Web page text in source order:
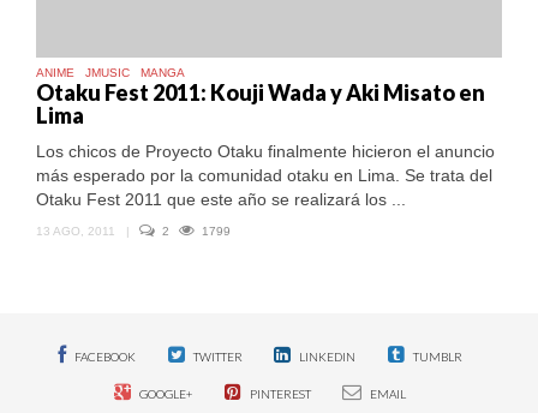
ANIME JMUSIC MANGA
Otaku Fest 2011: Kouji Wada y Aki Misato en
Lima
Los chicos de Proyecto Otaku finalmente hicieron el anuncio
más esperado por la comunidad otaku en Lima. Se trata del
Otaku Fest 2011 que este año se realizará los ...
13 AGO, 2011 | 2 1799
FACEBOOK TWITTER LINKEDIN TUMBLR
GOOGLE+ PINTEREST EMAIL